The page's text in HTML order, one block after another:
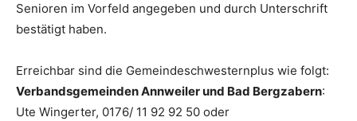
Senioren im Vorfeld angegeben und durch Unterschrift
bestätigt haben.
Erreichbar sind die Gemeindeschwesternplus wie folgt:
Verbandsgemeinden Annweiler und Bad Bergzabern:
Ute Wingerter, 0176/ 11 92 92 50 oder